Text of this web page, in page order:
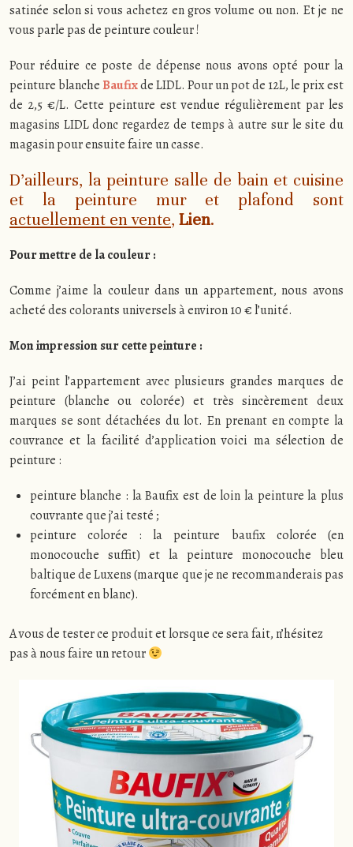
satinée selon si vous achetez en gros volume ou non. Et je ne
vous parle pas de peinture couleur !
Pour réduire ce poste de dépense nous avons opté pour la
peinture blancheBaufixde LIDL. Pour un pot de 12L, le prix est
de 2,5 €/L. Cette peinture est vendue régulièrement par les
magasins LIDL donc regardez de temps à autre sur le site du
magasin pour ensuite faire un casse.
D’ailleurs, la peinture salle de bain et cuisine
et la peinture mur et plafond sont
actuellement en vente, Lien.
Pour mettre de la couleur :
Comme j’aime la couleur dans un appartement, nous avons
acheté des colorants universels à environ 10 € l’unité.
Mon impression sur cette peinture :
J’ai peint l’appartement avec plusieurs grandes marques de
peinture (blanche ou colorée) et très sincèrement deux
marques se sont détachées du lot. En prenant en compte la
couvrance et la facilité d’application voici ma sélection de
peinture :
peinture blanche : la Baufix est de loin la peinture la plus
couvrante que j’ai testé ;
peinture colorée : la peinture baufix colorée (en
monocouche suffit) et la peinture monocouche bleu
baltique de Luxens (marque que je ne recommanderais pas
forcément en blanc).
A vous de tester ce produit et lorsque ce sera fait, n’hésitez
pas à nous faire un retour